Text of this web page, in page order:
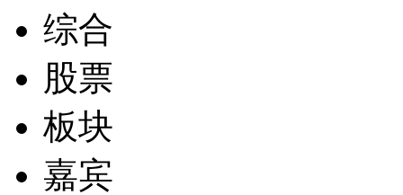
综合
股票
板块
嘉宾